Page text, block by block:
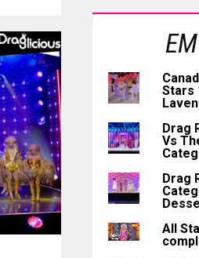
Stars
Drag
Vs
Drag
All